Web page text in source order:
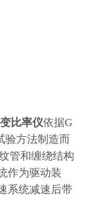
比率仪依据G
验方法制造而
管和缠绕结构
作为驱动装
系统减速后带